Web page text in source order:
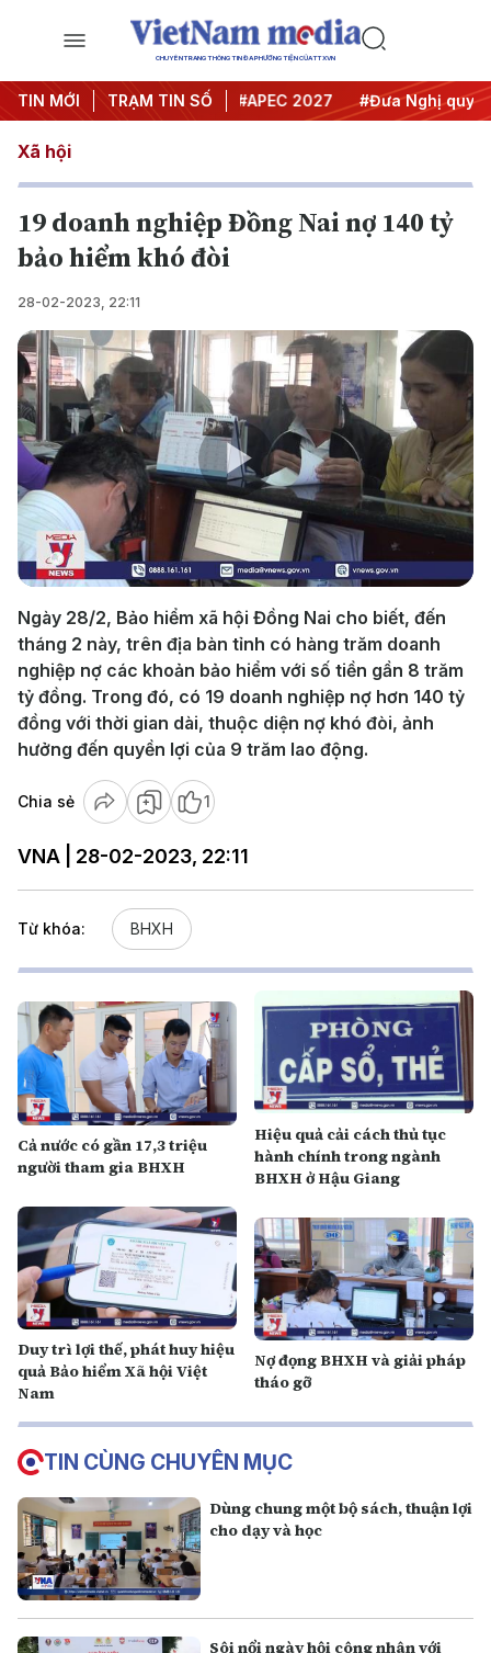
CHUYÊN TRANG THÔNG TIN ĐA PHƯƠNG TIỆN CỦA TTXVN
TIN MỚI TRẠM TIN SỐ
#Hội nghị Trung ương 3 #APEC 2027 #Đưa Nghị quyết
Xã hội
19 doanh nghiệp Đồng Nai nợ 140 tỷ
bảo hiểm khó đòi
28-02-2023, 22:11
Play
Video
Ngày 28/2, Bảo hiểm xã hội Đồng Nai cho biết, đến
tháng 2 này, trên địa bàn tỉnh có hàng trăm doanh
nghiệp nợ các khoản bảo hiểm với số tiền gần 8 trăm
tỷ đồng. Trong đó, có 19 doanh nghiệp nợ hơn 140 tỷ
đồng với thời gian dài, thuộc diện nợ khó đòi, ảnh
hưởng đến quyền lợi của 9 trăm lao động.
Chia sẻ 1
VNA | 28-02-2023, 22:11
Từ khóa: BHXH
Cả nước có gần 17,3 triệu
người tham gia BHXH
Hiệu quả cải cách thủ tục
hành chính trong ngành
BHXH ở Hậu Giang
Duy trì lợi thế, phát huy hiệu
quả Bảo hiểm Xã hội Việt
Nam
Nợ đọng BHXH và giải pháp
tháo gỡ
TIN CÙNG CHUYÊN MỤC
Dùng chung một bộ sách, thuận lợi
cho dạy và học
Sôi nổi ngày hội công nhân với